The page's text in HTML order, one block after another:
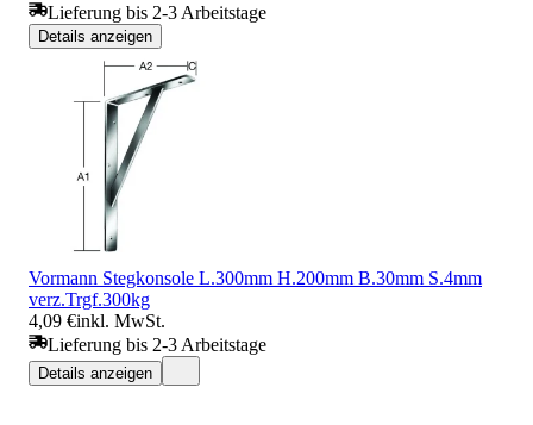
Lieferung bis 2-3 Arbeitstage
Details anzeigen
Vormann Stegkonsole L.300mm H.200mm B.30mm S.4mm
verz.Trgf.300kg
4,09 €inkl. MwSt.
Lieferung bis 2-3 Arbeitstage
Details anzeigen